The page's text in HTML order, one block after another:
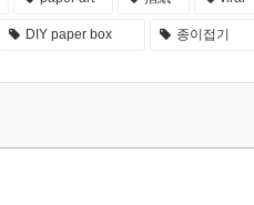
DIY paper box 종이접기